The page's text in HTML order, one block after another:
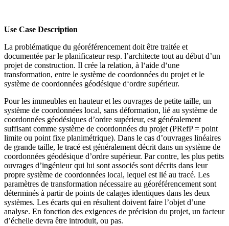
Use Case Description
La problématique du géoréférencement doit être traitée et
documentée par le planificateur resp. l’architecte tout au début d’un
projet de construction. Il crée la relation, à l‘aide d‘une
transformation, entre le système de coordonnées du projet et le
système de coordonnées géodésique d‘ordre supérieur.
Pour les immeubles en hauteur et les ouvrages de petite taille, un
système de coordonnées local, sans déformation, lié au système de
coordonnées géodésiques d’ordre supérieur, est généralement
suffisant comme système de coordonnées du projet (PRefP = point
limite ou point fixe planimétrique). Dans le cas d’ouvrages linéaires
de grande taille, le tracé est généralement décrit dans un système de
coordonnées géodésique d’ordre supérieur. Par contre, les plus petits
ouvrages d’ingénieur qui lui sont associés sont décrits dans leur
propre système de coordonnées local, lequel est lié au tracé. Les
paramètres de transformation nécessaire au géoréférencement sont
déterminés à partir de points de calages identiques dans les deux
systèmes. Les écarts qui en résultent doivent faire l’objet d’une
analyse. En fonction des exigences de précision du projet, un facteur
d’échelle devra être introduit, ou pas.